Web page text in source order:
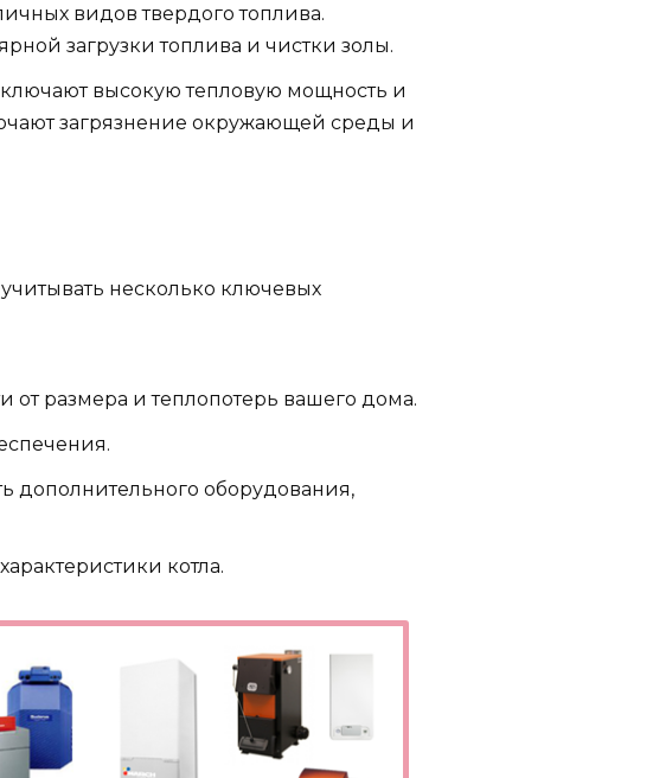
видов твердого топлива.
загрузки топлива и чистки золы.
высокую тепловую мощность и
загрязнение окружающей среды и
несколько ключевых
от размера и теплопотерь вашего дома.
дополнительного оборудования,
котла.